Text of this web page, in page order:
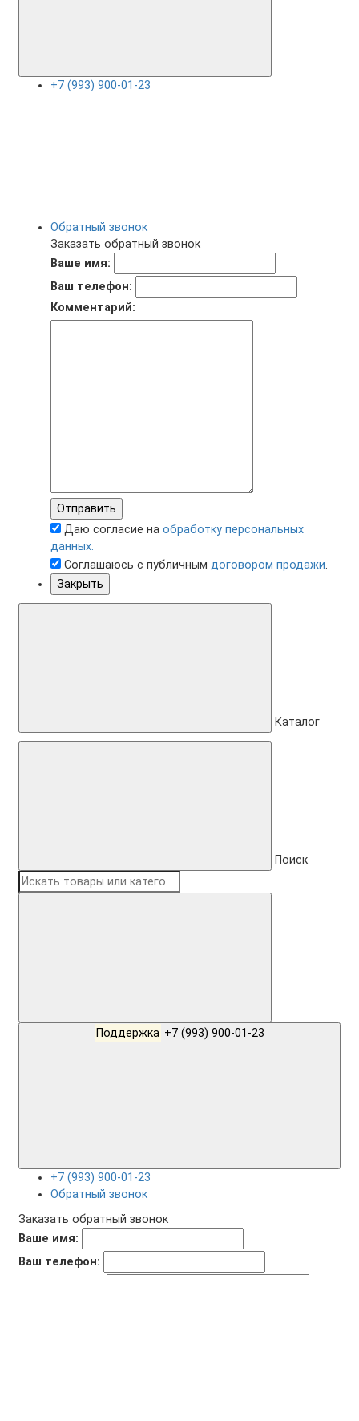
+7 (993) 900-01-23
Обратный звонок
Заказать обратный звонок
Ваше имя:
Ваш телефон:
Комментарий:
Отправить
Даю согласие на обработку персональных
данных.
Соглашаюсь с публичным договором продажи.
Закрыть
Каталог
Поиск
Поддержка
+7 (993) 900-01-23
Обратный звонок
Заказать обратный звонок
Ваше имя:
Ваш телефон: